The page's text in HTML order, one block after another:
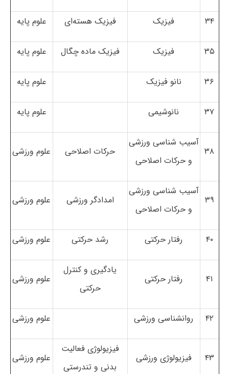
۳۴ فیزیک فیزیک هسته‌ای علوم پایه
۳۵ فیزیک فیزیک ماده چگال علوم پایه
۳۶ نانو فیزیک علوم پایه
۳۷ نانوشیمی علوم پایه
۳۸
آسیب شناسی ورزشی
و حرکات اصلاحی
حرکات اصلاحی علوم ورزشی
۳۹
آسیب شناسی ورزشی
و حرکات اصلاحی
امدادگر ورزشی علوم ورزشی
۴۰ رفتار حرکتی رشد حرکتی علوم ورزشی
۴۱ رفتار حرکتی
یادگیری و کنترل
حرکتی
علوم ورزشی
۴۲ روانشناسی ورزشی علوم ورزشی
۴۳ فیزیولوژی ورزشی
فیزیولوژی فعالیت
بدنی و تندرستی
علوم ورزشی